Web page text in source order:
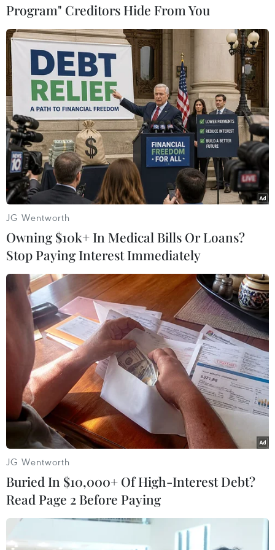
#Bầu cử tổng thống tại Brazil
#Đảng cực hữu
#Đường lối cực hữu
#Cử tri đi bỏ phiếu
#Điểm bỏ phiếu
#Tin tức hot
#Tin tức 24h
#Vietnamplus
Brazil
Theo dõi VietnamPlus
TIN LIÊN QUAN
Bầu cử Brazil: Ứng cử viên cánh hữu đang
Program" Creditors Hide From You
JG Wentworth
Owning $10k+ In Medical Bills Or Loans?
Stop Paying Interest Immediately
JG Wentworth
Buried In $10,000+ Of High-Interest Debt?
Read Page 2 Before Paying